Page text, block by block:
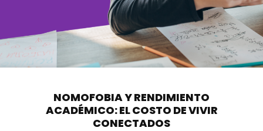
NOMOFOBIA Y RENDIMIENTO
ACADÉMICO: EL COSTO DE VIVIR
CONECTADOS